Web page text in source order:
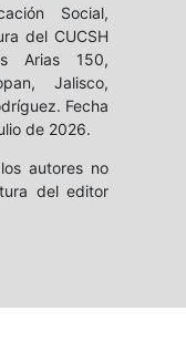
Social,
del CUCSH
Arias 150,
Jalisco,
Fecha
de 2026.
autores no
del editor